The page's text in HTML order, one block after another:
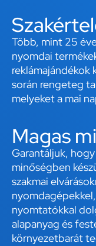
Több, mint 25
nyomdai
reklámajándékok
során rengeteg
melyeket a mai
Magas
Garantáljuk,
minőségben
szakmai
nyomtatókkal
alapanyag és
környezetbarát